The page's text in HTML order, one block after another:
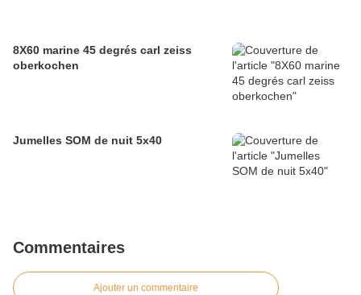
8X60 marine 45 degrés carl zeiss
oberkochen
Jumelles SOM de nuit 5x40
Commentaires
Ajouter un commentaire